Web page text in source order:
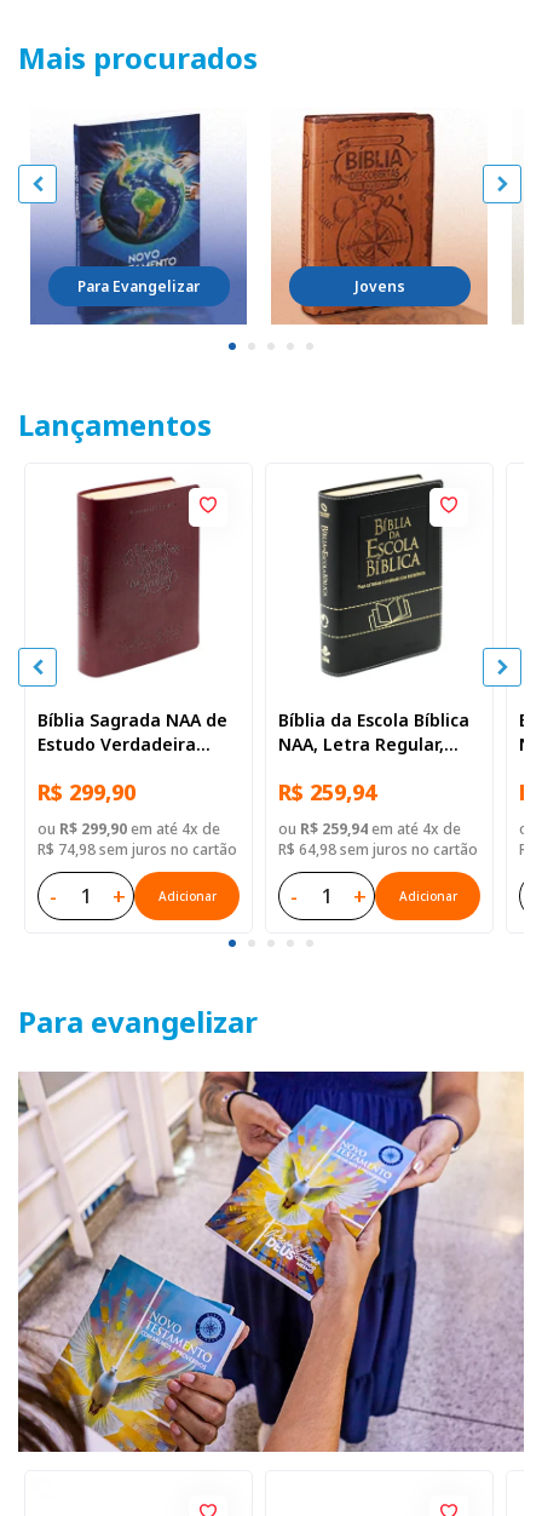
Mais procurados
Para Evangelizar Jovens
Lançamentos
Bíblia Sagrada NAA de
Estudo Verdadeira
Regular, com mapa,
Capa Couro Sintético
Ilustrada Marrom
R$ 299,90
ou R$ 299,90em até 4x de
R$ 74,98 sem juros no cartão
- + Adicionar
Bíblia da Escola Bíblica
NAA, Letra Regular,
Sintético Preta
R$ 259,94
ou R$ 259,94em até 4x de
R$ 64,98 sem juros no cartão
- + Adicionar
ou
R$
Para evangelizar